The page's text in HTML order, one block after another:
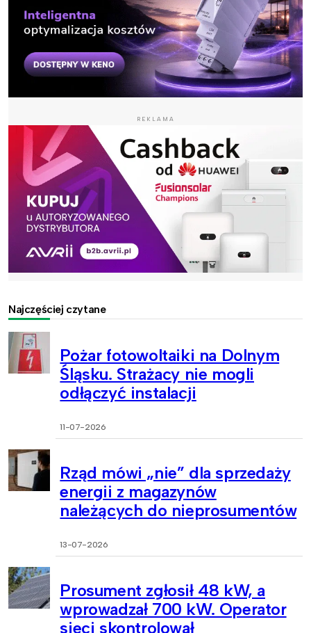
REKLAMA
Najczęściej czytane
Pożar fotowoltaiki na Dolnym
Śląsku. Strażacy nie mogli
odłączyć instalacji
11-07-2026
Rząd mówi „nie” dla sprzedaży
energii z magazynów
należących do nieprosumentów
13-07-2026
Prosument zgłosił 48 kW, a
wprowadzał 700 kW. Operator
sieci skontrolował